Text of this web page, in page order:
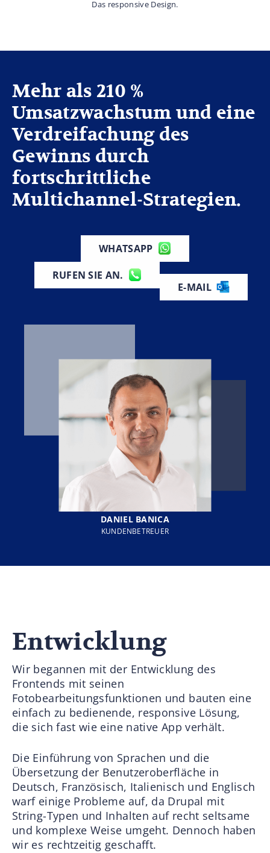
Das responsive Design.
Mehr als 210 %
Umsatzwachstum und eine
Verdreifachung des
Gewinns durch
fortschrittliche
Multichannel-Strategien.
WHATSAPP
RUFEN SIE AN.
E-MAIL
DANIEL BANICA
KUNDENBETREUER
Entwicklung
Wir begannen mit der Entwicklung des
Frontends mit seinen
Fotobearbeitungsfunktionen und bauten eine
einfach zu bedienende, responsive Lösung,
die sich fast wie eine native App verhält.
Die Einführung von Sprachen und die
Übersetzung der Benutzeroberfläche in
Deutsch, Französisch, Italienisch und Englisch
warf einige Probleme auf, da Drupal mit
String-Typen und Inhalten auf recht seltsame
und komplexe Weise umgeht. Dennoch haben
wir es rechtzeitig geschafft.